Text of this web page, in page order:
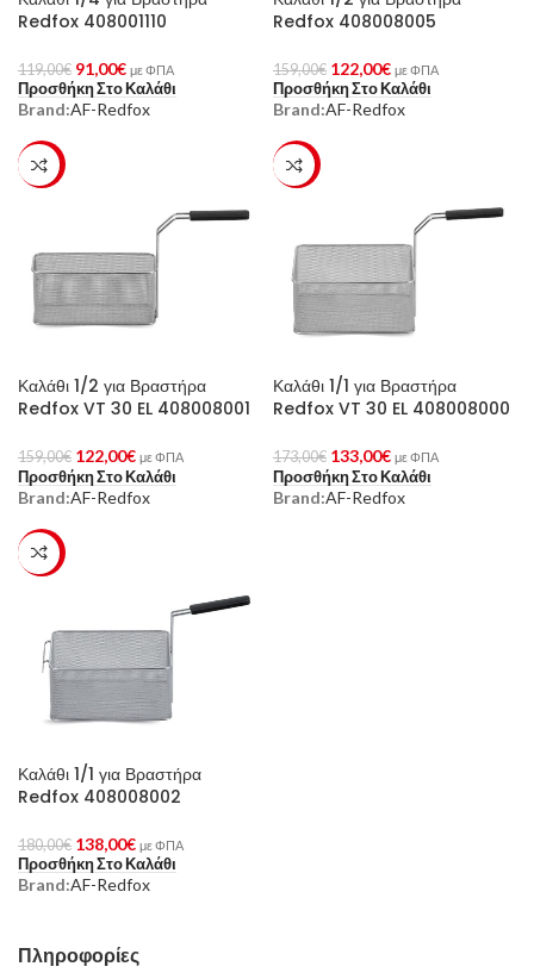
Redfox 408001110
119,00€ 91,00€ με ΦΠΑ
Προσθήκη Στο Καλάθι
Brand:AF-Redfox
Redfox 408008005
159,00€ 122,00€ με ΦΠΑ
Προσθήκη Στο Καλάθι
Brand:AF-Redfox
-23%
Καλάθι 1/2 για Βραστήρα
Redfox VT 30 EL 408008001
159,00€ 122,00€ με ΦΠΑ
Προσθήκη Στο Καλάθι
Brand:AF-Redfox
-23%
Καλάθι 1/1 για Βραστήρα
Redfox VT 30 EL 408008000
173,00€ 133,00€ με ΦΠΑ
Προσθήκη Στο Καλάθι
Brand:AF-Redfox
-23%
Καλάθι 1/1 για Βραστήρα
Redfox 408008002
180,00€ 138,00€ με ΦΠΑ
Προσθήκη Στο Καλάθι
Brand:AF-Redfox
Πληροφορίες